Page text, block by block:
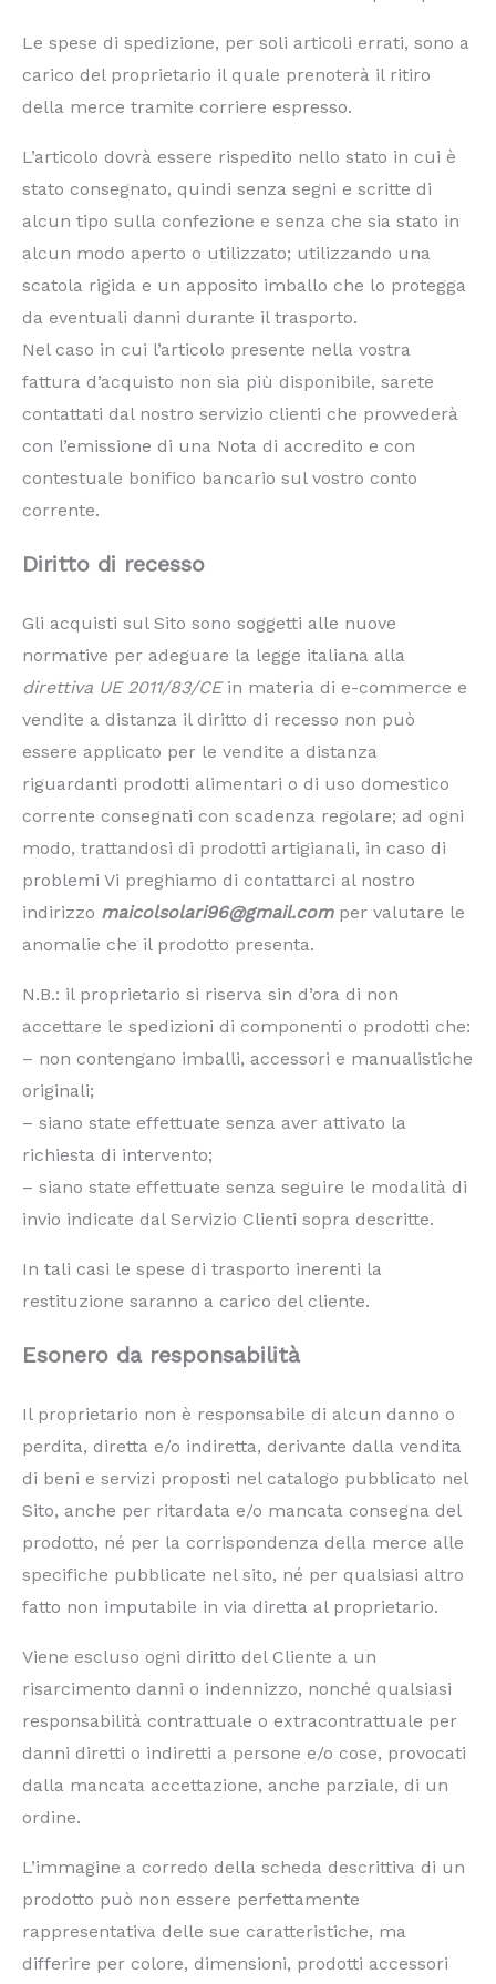
Le spese di spedizione, per soli articoli errati, sono a
carico del proprietario il quale prenoterà il ritiro
della merce tramite corriere espresso.
L’articolo dovrà essere rispedito nello stato in cui è
stato consegnato, quindi senza segni e scritte di
alcun tipo sulla confezione e senza che sia stato in
alcun modo aperto o utilizzato; utilizzando una
scatola rigida e un apposito imballo che lo protegga
da eventuali danni durante il trasporto.
Nel caso in cui l’articolo presente nella vostra
fattura d’acquisto non sia più disponibile, sarete
contattati dal nostro servizio clienti che provvederà
con l’emissione di una Nota di accredito e con
contestuale bonifico bancario sul vostro conto
corrente.
Diritto di recesso
Gli acquisti sul Sito sono soggetti alle nuove
normative per adeguare la legge italiana alla
direttiva UE 2011/83/CEin materia di e-commerce e
vendite a distanza il diritto di recesso non può
essere applicato per le vendite a distanza
riguardanti prodotti alimentari o di uso domestico
corrente consegnati con scadenza regolare; ad ogni
modo, trattandosi di prodotti artigianali, in caso di
problemi Vi preghiamo di contattarci al nostro
indirizzo maicolsolari96@gmail.comper valutare le
anomalie che il prodotto presenta.
N.B.: il proprietario si riserva sin d’ora di non
accettare le spedizioni di componenti o prodotti che:
– non contengano imballi, accessori e manualistiche
originali;
– siano state effettuate senza aver attivato la
richiesta di intervento;
– siano state effettuate senza seguire le modalità di
invio indicate dal Servizio Clienti sopra descritte.
In tali casi le spese di trasporto inerenti la
restituzione saranno a carico del cliente.
Esonero da responsabilità
Il proprietario non è responsabile di alcun danno o
perdita, diretta e/o indiretta, derivante dalla vendita
di beni e servizi proposti nel catalogo pubblicato nel
Sito, anche per ritardata e/o mancata consegna del
prodotto, né per la corrispondenza della merce alle
specifiche pubblicate nel sito, né per qualsiasi altro
fatto non imputabile in via diretta al proprietario.
Viene escluso ogni diritto del Cliente a un
risarcimento danni o indennizzo, nonché qualsiasi
responsabilità contrattuale o extracontrattuale per
danni diretti o indiretti a persone e/o cose, provocati
dalla mancata accettazione, anche parziale, di un
ordine.
L’immagine a corredo della scheda descrittiva di un
prodotto può non essere perfettamente
rappresentativa delle sue caratteristiche, ma
differire per colore, dimensioni, prodotti accessori